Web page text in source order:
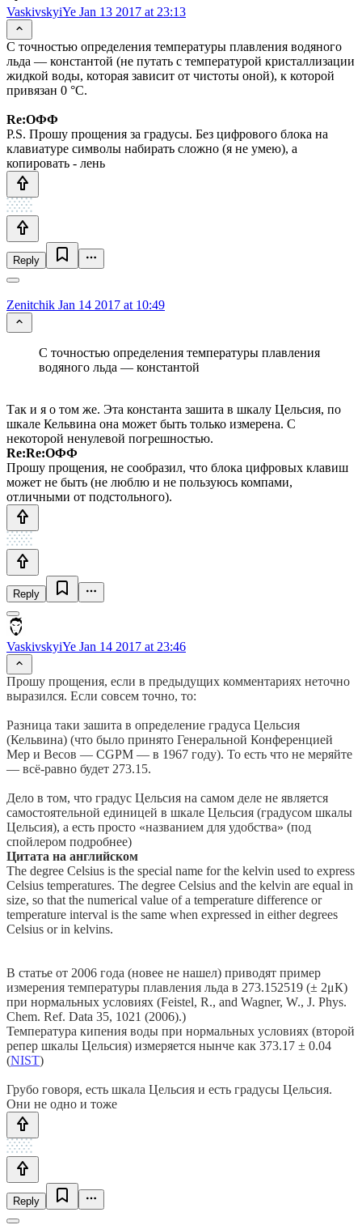
VaskivskyiYe Jan 13 2017 at 23:13
С точностью определения температуры плавления водяного
льда — константой (не путать с температурой кристаллизации
жидкой воды, которая зависит от чистоты оной), к которой
привязан 0 °С.
Re:ОФФ
P.S. Прошу прощения за градусы. Без цифрового блока на
клавиатуре символы набирать сложно (я не умею), а
копировать - лень
Reply
Zenitchik Jan 14 2017 at 10:49
С точностью определения температуры плавления
водяного льда — константой
Так и я о том же. Эта константа зашита в шкалу Цельсия, по
шкале Кельвина она может быть только измерена. С
некоторой ненулевой погрешностью.
Re:Re:ОФФ
Прошу прощения, не сообразил, что блока цифровых клавиш
может не быть (не люблю и не пользуюсь компами,
отличными от подстольного).
Reply
VaskivskyiYe Jan 14 2017 at 23:46
Прошу прощения, если в предыдущих комментариях неточно
выразился. Если совсем точно, то:
Разница таки зашита в определение градуса Цельсия
(Кельвина) (что было принято Генеральной Конференцией
Мер и Весов — CGPM — в 1967 году). То есть что не меряйте
— всё-равно будет 273.15.
Дело в том, что градус Цельсия на самом деле не является
самостоятельной единицей в шкале Цельсия (градусом шкалы
Цельсия), а есть просто «названием для удобства» (под
спойлером подробнее)
Цитата на английском
The degree Celsius is the special name for the kelvin used to express
Celsius temperatures. The degree Celsius and the kelvin are equal in
size, so that the numerical value of a temperature difference or
temperature interval is the same when expressed in either degrees
Celsius or in kelvins.
В статье от 2006 года (новее не нашел) приводят пример
измерения температуры плавления льда в 273.152519 (± 2μК)
при нормальных условиях (Feistel, R., and Wagner, W., J. Phys.
Chem. Ref. Data 35, 1021 (2006).)
Температура кипения воды при нормальных условиях (второй
репер шкалы Цельсия) измеряется нынче как 373.17 ± 0.04
(NIST)
Грубо говоря, есть шкала Цельсия и есть градусы Цельсия.
Они не одно и тоже
Reply